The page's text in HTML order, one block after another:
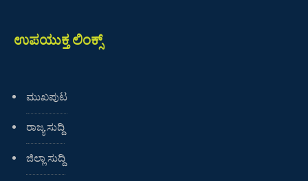
ಉಪಯುಕ್ತ ಲಿಂಕ್ಸ್
ಮುಖಪುಟ
ರಾಜ್ಯ ಸುದ್ದಿ
ಜಿಲ್ಲಾ ಸುದ್ದಿ